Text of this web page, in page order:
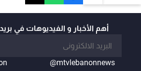
أهم الأخبار و الفيديوهات في
@mtvlebanonnews